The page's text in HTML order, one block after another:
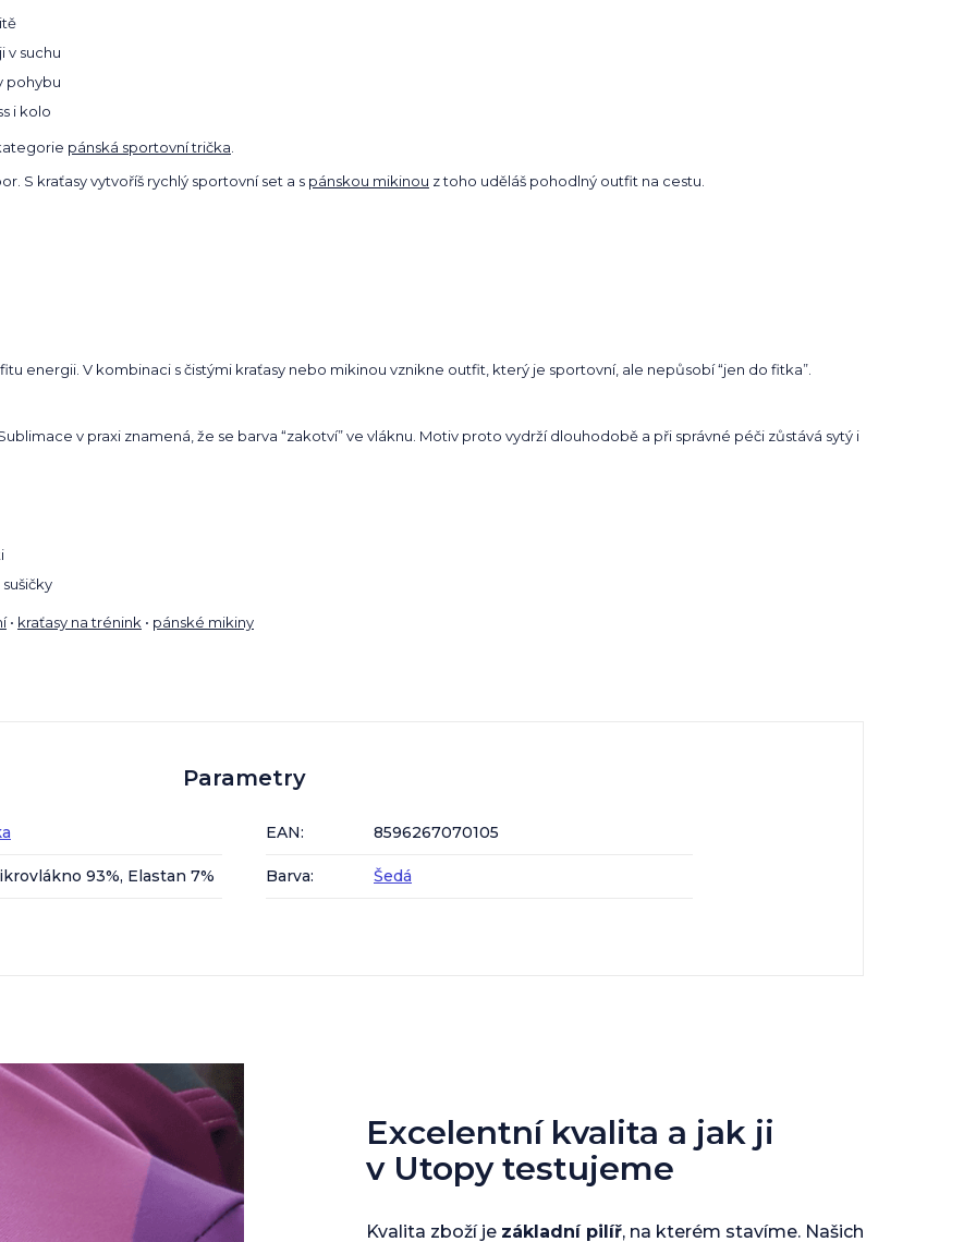
v suchu
pohybu
i kolo
pánská sportovní trička
S kraťasy vytvoříš rychlý sportovní set a s pánskou mikinou z toho uděláš pohodlný outfit na cestu.
energii. V kombinaci s čistými kraťasy nebo mikinou vznikne outfit, který je sportovní, ale nepůsobí “jen do fitka”.
v praxi znamená, že se barva “zakotví” ve vláknu. Motiv proto vydrží dlouhodobě a při správné péči zůstává sytý i
• kraťasy na trénink • pánské mikiny
Parametry
EAN: 8596267070105
93%, Elastan 7% Barva: Šedá
Excelentní kvalita a jak ji
v Utopy testujeme
Kvalita zboží je základní pilíř, na kterém stavíme. Našich